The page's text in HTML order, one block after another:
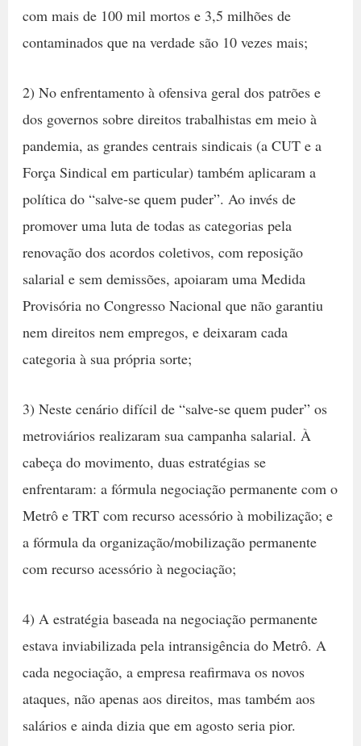
com mais de 100 mil mortos e 3,5 milhões de
contaminados que na verdade são 10 vezes mais;
2) No enfrentamento à ofensiva geral dos patrões e
dos governos sobre direitos trabalhistas em meio à
pandemia, as grandes centrais sindicais (a CUT e a
Força Sindical em particular) também aplicaram a
política do “salve-se quem puder”. Ao invés de
promover uma luta de todas as categorias pela
renovação dos acordos coletivos, com reposição
salarial e sem demissões, apoiaram uma Medida
Provisória no Congresso Nacional que não garantiu
nem direitos nem empregos, e deixaram cada
categoria à sua própria sorte;
3) Neste cenário difícil de “salve-se quem puder” os
metroviários realizaram sua campanha salarial. À
cabeça do movimento, duas estratégias se
enfrentaram: a fórmula negociação permanente com o
Metrô e TRT com recurso acessório à mobilização; e
a fórmula da organização/mobilização permanente
com recurso acessório à negociação;
4) A estratégia baseada na negociação permanente
estava inviabilizada pela intransigência do Metrô. A
cada negociação, a empresa reafirmava os novos
ataques, não apenas aos direitos, mas também aos
salários e ainda dizia que em agosto seria pior.